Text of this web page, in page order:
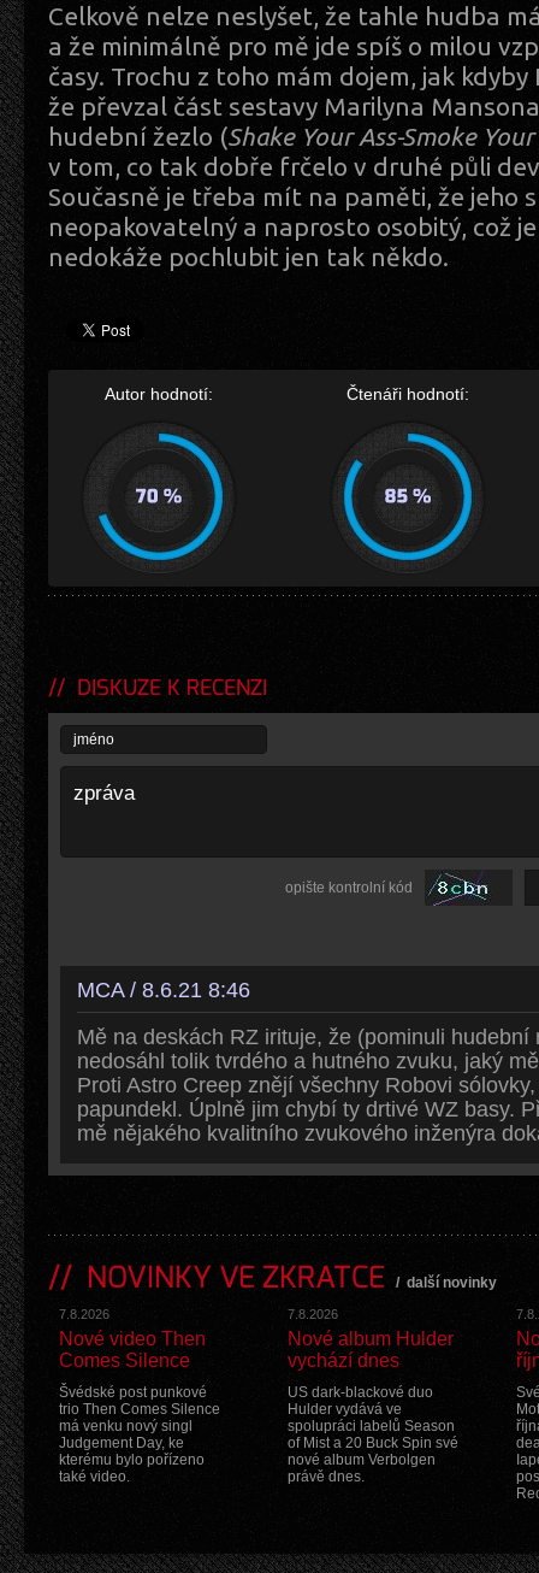
Celkově nelze neslyšet, že tahle hudba
a že minimálně pro mě jde spíš o milou
časy. Trochu z toho mám dojem, jak kdyby
že převzal část sestavy Marilyna
hudební žezlo (Shake Your Ass-Smoke Your
v tom, co tak dobře frčelo v druhé půli
Současně je třeba mít na paměti, že jeho
neopakovatelný a naprosto osobitý, což
nedokáže pochlubit jen tak někdo.
Autor hodnotí: Čtenáři hodnotí:
DISKUZE K RECENZI
opište kontrolní kód
MCA / 8.6.21 8:46
Mě na deskách RZ irituje, že (pominuli hudební
nedosáhl tolik tvrdého a hutného zvuku, jaký
Proti Astro Creep znějí všechny Robovi
papundekl. Úplně jim chybí ty drtivé WZ basy.
mě nějakého kvalitního zvukového inženýra
NOVINKY VE ZKRATCE / další novinky
7.8.2026
Nové video Then
Comes Silence
Švédské post punkové
trio Then Comes Silence
má venku nový singl
Judgement Day, ke
kterému bylo pořízeno
také video.
7.8.2026
Nové album Hulder
vychází dnes
US dark-blackové duo
Hulder vydává ve
spolupráci labelů Season
of Mist a 20 Buck Spin své
nové album Verbolgen
právě dnes.